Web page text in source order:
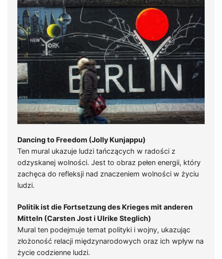
Dancing to Freedom (Jolly Kunjappu)
Ten mural ukazuje ludzi tańczących w radości z
odzyskanej wolności. Jest to obraz pełen energii, który
zachęca do refleksji nad znaczeniem wolności w życiu
ludzi.
Politik ist die Fortsetzung des Krieges mit anderen
Mitteln (Carsten Jost i Ulrike Steglich)
Mural ten podejmuje temat polityki i wojny, ukazując
złożoność relacji międzynarodowych oraz ich wpływ na
życie codzienne ludzi.